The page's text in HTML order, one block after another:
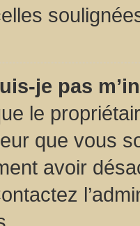
je pas
le
que vous
avoir